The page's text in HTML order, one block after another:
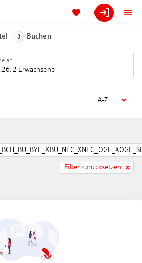
3 Buchen
an
, 2 Erwachsene
A-Z
Filter zurücksetzen